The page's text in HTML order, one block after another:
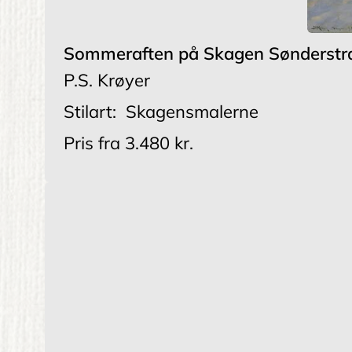
Sommeraften på Skagen
P.S. Krøyer
Stilart: Skagensmalerne
Pris fra 3.480 kr.